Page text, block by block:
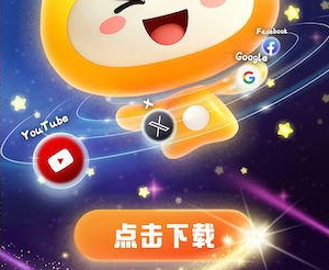
器
旋风加速器
雷霆加速 狂飙加速器
哔咔漫画
极光aurora加速器
小蓝鸟pvn加速器
豹加速器
爬梯子加速器
费的海外加速器
海外加速器试用一小时